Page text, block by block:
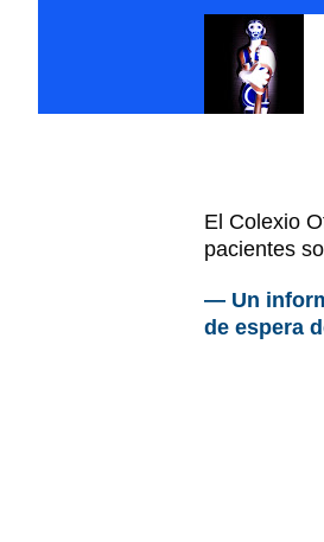
El Colexio
pacientes
— Un
de espera